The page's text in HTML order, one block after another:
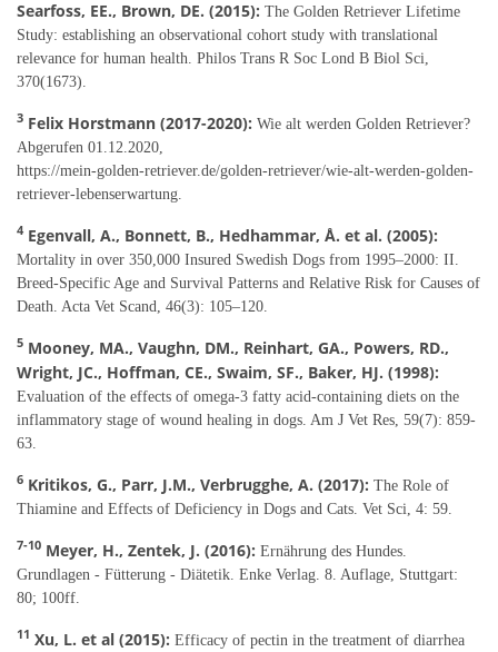
Searfoss, EE., Brown, DE. (2015): The Golden Retriever Lifetime
Study: establishing an observational cohort study with translational
relevance for human health. Philos Trans R Soc Lond B Biol Sci,
370(1673).
3 Felix Horstmann (2017-2020): Wie alt werden Golden Retriever?
Abgerufen 01.12.2020,
https://mein-golden-retriever.de/golden-retriever/wie-alt-werden-golden-
retriever-lebenserwartung.
4 Egenvall, A., Bonnett, B., Hedhammar, Å. et al. (2005):
Mortality in over 350,000 Insured Swedish Dogs from 1995–2000: II.
Breed-Specific Age and Survival Patterns and Relative Risk for Causes of
Death. Acta Vet Scand, 46(3): 105–120.
5 Mooney, MA., Vaughn, DM., Reinhart, GA., Powers, RD.,
Wright, JC., Hoffman, CE., Swaim, SF., Baker, HJ. (1998):
Evaluation of the effects of omega-3 fatty acid-containing diets on the
inflammatory stage of wound healing in dogs. Am J Vet Res, 59(7): 859-
63.
6 Kritikos, G., Parr, J.M., Verbrugghe, A. (2017): The Role of
Thiamine and Effects of Deficiency in Dogs and Cats. Vet Sci, 4: 59.
7-10 Meyer, H., Zentek, J. (2016): Ernährung des Hundes.
Grundlagen - Fütterung - Diätetik. Enke Verlag. 8. Auflage, Stuttgart:
80; 100ff.
11 Xu, L. et al (2015): Efficacy of pectin in the treatment of diarrhea